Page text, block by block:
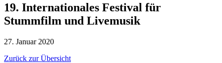
19. Internationales Festival für
Stummfilm und Livemusik
27. Januar 2020
Zurück zur Übersicht